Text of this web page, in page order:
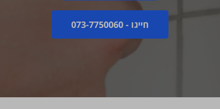
חייגו - 073-7750060